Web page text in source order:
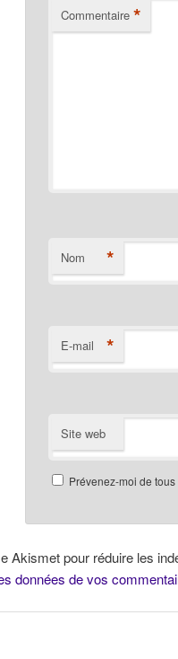
Commentaire *
Nom *
E-mail *
Site web
Prévenez-moi de
Akismet pour réduire les
données de vos